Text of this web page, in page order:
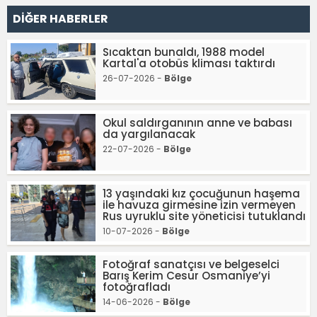
DİĞER HABERLER
Sıcaktan bunaldı, 1988 model
Kartal'a otobüs kliması taktırdı
26-07-2026 - Bölge
Okul saldırganının anne ve babası
da yargılanacak
22-07-2026 - Bölge
13 yaşındaki kız çocuğunun haşema
ile havuza girmesine izin vermeyen
Rus uyruklu site yöneticisi tutuklandı
10-07-2026 - Bölge
Fotoğraf sanatçısı ve belgeselci
Barış Kerim Cesur Osmaniye’yi
fotoğrafladı
14-06-2026 - Bölge